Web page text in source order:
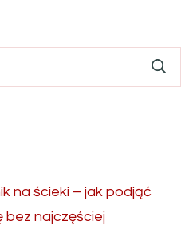
na ścieki – jak podjąć
bez najczęściej